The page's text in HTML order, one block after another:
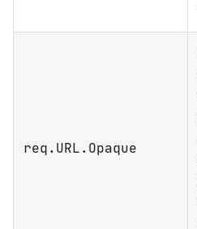
req.URL.Opaque